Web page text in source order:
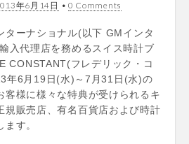
年6月14日 • 0 Comments
ターナショナル(以下 GMインタ
入代理店を務めるスイス時計ブ
CONSTANT(フレデリック・コ
年6月19日(水)～7月31日(水)の
客様に様々な特典が受けられるキ
規販売店、有名百貨店および時計
す。